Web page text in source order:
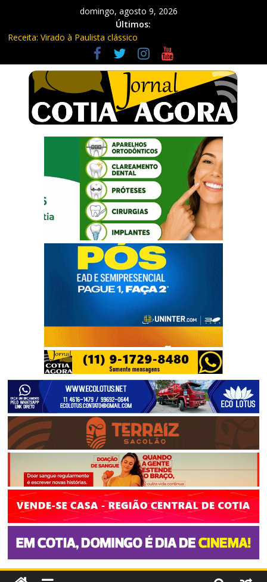
domingo, agosto 9, 2026
Últimos:
Receita: Virado à Paulista clássico
Ladrão de farmácia e procurado por maus-tratos são presos em
Vargem Grande Paulista
Cine Sustentável traz cinema ao ar livre e educação ambiental
para Vargem Grande
WhatsApp vai parar de funcionar em vários celulares antigos em
setembro